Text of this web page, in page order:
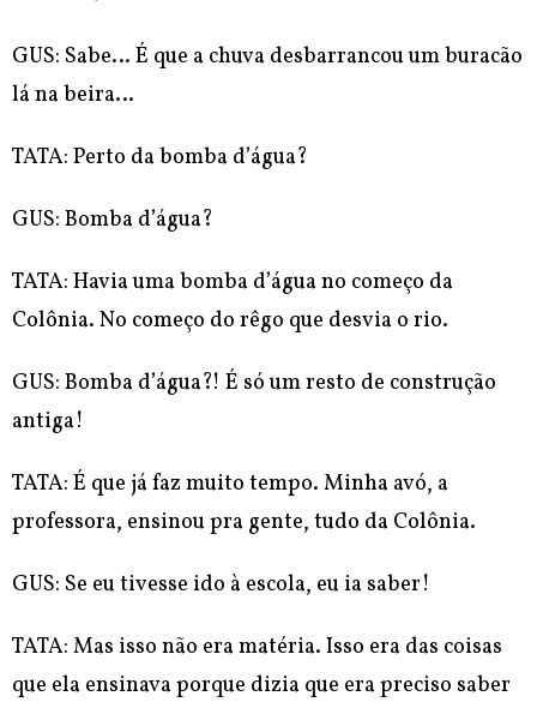
GUS: Sabe… É que a chuva desbarrancou um buracão
lá na beira…
TATA: Perto da bomba d’água?
GUS: Bomba d’água?
TATA: Havia uma bomba d’água no começo da
Colônia. No começo do rêgo que desvia o rio.
GUS: Bomba d’água?! É só um resto de construção
antiga!
TATA: É que já faz muito tempo. Minha avó, a
professora, ensinou pra gente, tudo da Colônia.
GUS: Se eu tivesse ido à escola, eu ia saber!
TATA: Mas isso não era matéria. Isso era das coisas
que ela ensinava porque dizia que era preciso saber